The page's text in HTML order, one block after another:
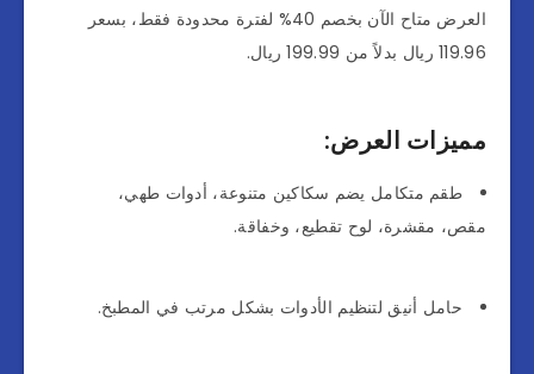
العرض متاح الآن بخصم 40% لفترة محدودة فقط، بسعر
119.96 ريال بدلاً من 199.99 ريال.
مميزات العرض:
طقم متكامل يضم سكاكين متنوعة، أدوات طهي،
مقص، مقشرة، لوح تقطيع، وخفاقة.
حامل أنيق لتنظيم الأدوات بشكل مرتب في المطبخ.